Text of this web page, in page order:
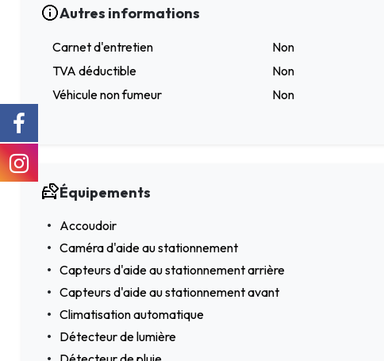
Autres informations
Carnet d'entretien
Non
TVA déductible
Non
Véhicule non fumeur
Non
Équipements
Accoudoir
Caméra d'aide au stationnement
Capteurs d'aide au stationnement arrière
Capteurs d'aide au stationnement avant
Climatisation automatique
Détecteur de lumière